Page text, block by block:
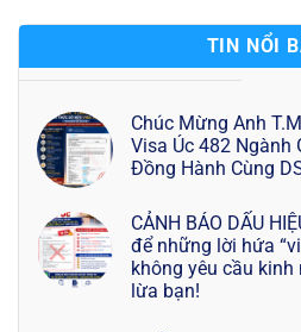
TIN NỔI
Chúc Mừng Anh
Visa Úc 482 Ngành
Đồng Hành Cùng
CẢNH BÁO DẤU
để những lời hứa
không yêu cầu kinh
lừa bạn!